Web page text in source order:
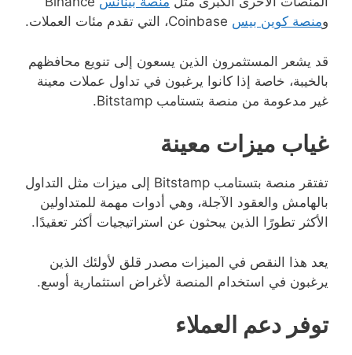
ومنصة كوين بيس
قد يشعر المستثمرون الذين يسعون إلى تنويع محافظهم
بالخيبة، خاصة إذا كانوا يرغبون في تداول عملات معينة
غير مدعومة من منصة بتستامب Bitstamp.
غياب ميزات معينة
تفتقر منصة بتستامب Bitstamp إلى ميزات مثل التداول
بالهامش والعقود الآجلة، وهي أدوات مهمة للمتداولين
الأكثر تطورًا الذين يبحثون عن استراتيجيات أكثر تعقيدًا.
يعد هذا النقص في الميزات مصدر قلق لأولئك الذين
يرغبون في استخدام المنصة لأغراض استثمارية أوسع.
توفر دعم العملاء